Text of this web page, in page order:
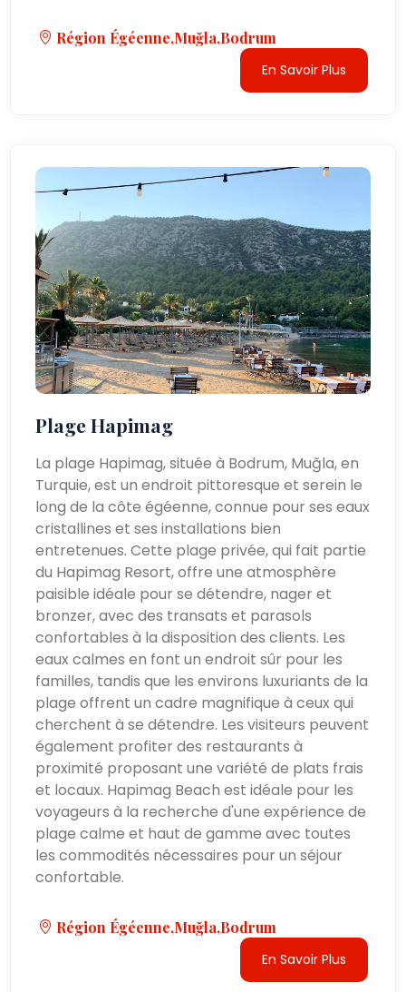
Région Égéenne,Muğla,Bodrum
En Savoir Plus
Plage Hapimag
La plage Hapimag, située à Bodrum, Muğla, en
Turquie, est un endroit pittoresque et serein le
long de la côte égéenne, connue pour ses eaux
cristallines et ses installations bien
entretenues. Cette plage privée, qui fait partie
du Hapimag Resort, offre une atmosphère
paisible idéale pour se détendre, nager et
bronzer, avec des transats et parasols
confortables à la disposition des clients. Les
eaux calmes en font un endroit sûr pour les
familles, tandis que les environs luxuriants de la
plage offrent un cadre magnifique à ceux qui
cherchent à se détendre. Les visiteurs peuvent
également profiter des restaurants à
proximité proposant une variété de plats frais
et locaux. Hapimag Beach est idéale pour les
voyageurs à la recherche d'une expérience de
plage calme et haut de gamme avec toutes
les commodités nécessaires pour un séjour
confortable.
Région Égéenne,Muğla,Bodrum
En Savoir Plus